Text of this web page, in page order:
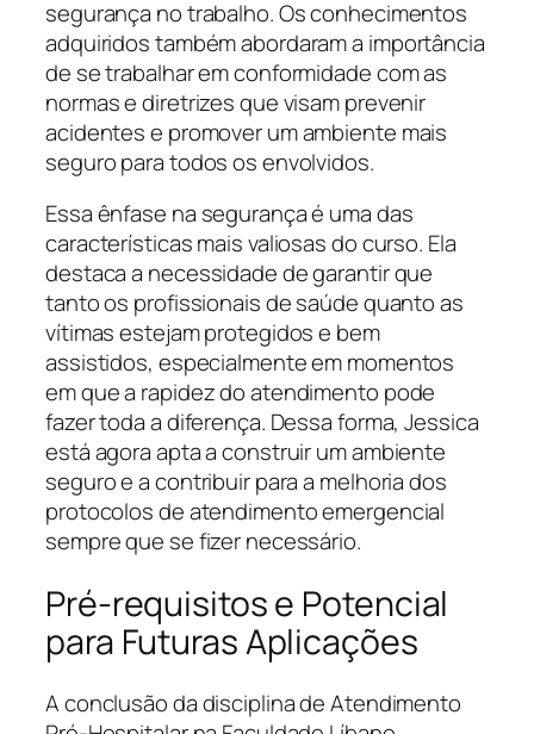
segurança no trabalho. Os conhecimentos
adquiridos também abordaram a importância
de se trabalhar em conformidade com as
normas e diretrizes que visam prevenir
acidentes e promover um ambiente mais
seguro para todos os envolvidos.
Essa ênfase na segurança é uma das
características mais valiosas do curso. Ela
destaca a necessidade de garantir que
tanto os profissionais de saúde quanto as
vítimas estejam protegidos e bem
assistidos, especialmente em momentos
em que a rapidez do atendimento pode
fazer toda a diferença. Dessa forma, Jessica
está agora apta a construir um ambiente
seguro e a contribuir para a melhoria dos
protocolos de atendimento emergencial
sempre que se fizer necessário.
Pré-requisitos e Potencial
para Futuras Aplicações
A conclusão da disciplina de Atendimento